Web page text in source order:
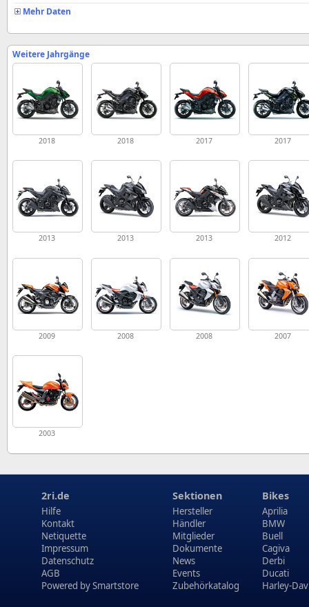
Mehr Daten
Weitere Jahrgänge
2018 2018 2017 2017
2013 2013 2013 2012
2009 2008 2008 2007
2003
2ri.de
Hilfe
Kontakt
Netiquette
Impressum
Datenschutz
AGB
Powered bySmartstore
Sektionen
Hersteller
Händler
Mitglieder
Dokumente
News
Events
Zubehörkatalog
Bikes
Aprilia
BMW
Buell
Cagiva
Derbi
Ducati
Harley-